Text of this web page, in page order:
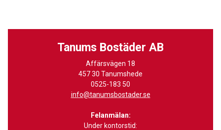
Tanums Bostäder AB
Affärsvägen 18
457 30 Tanumshede
0525-183 50
info@tanumsbostader.se
Felanmälan:
Under kontorstid: